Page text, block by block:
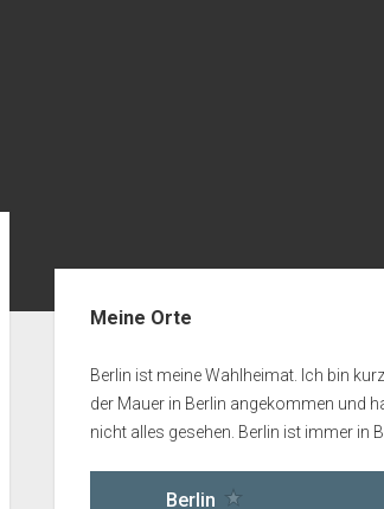
Meine Orte
Berlin ist meine Wahlheimat. Ich bin
der Mauer in Berlin angekommen und
nicht alles gesehen. Berlin ist immer in